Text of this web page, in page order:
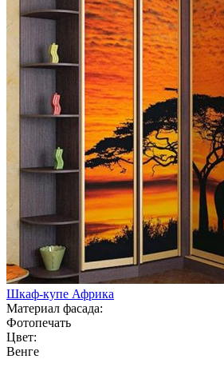
Шкаф-купе Африка
Материал фасада:
Фотопечать
Цвет:
Венге